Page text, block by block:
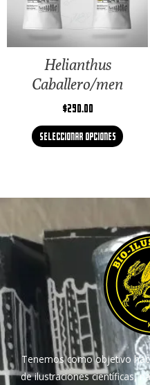
Helianthus
Caballero/men
$290.00
Seleccionar opciones
Tenemos como objetivo
de ilustraciones científicas,